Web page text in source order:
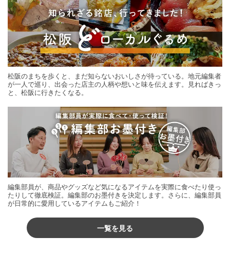
松阪のまちを歩くと、まだ知らないおいしさが待っている。地元編集者
が一人で巡り、出会った店主の人柄や想いと味を伝えます。見ればきっ
と、松阪に行きたくなる。
編集部員が、商品やグッズなど気になるアイテムを実際に食べたり使っ
たりして徹底検証。編集部のお墨付きを決定します。さらに、編集部員
が日常的に愛用しているアイテムもご紹介！
一覧を見る